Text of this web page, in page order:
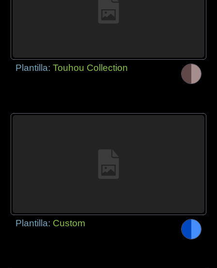
Plantilla:Touhou Collection
Plantilla: Custom